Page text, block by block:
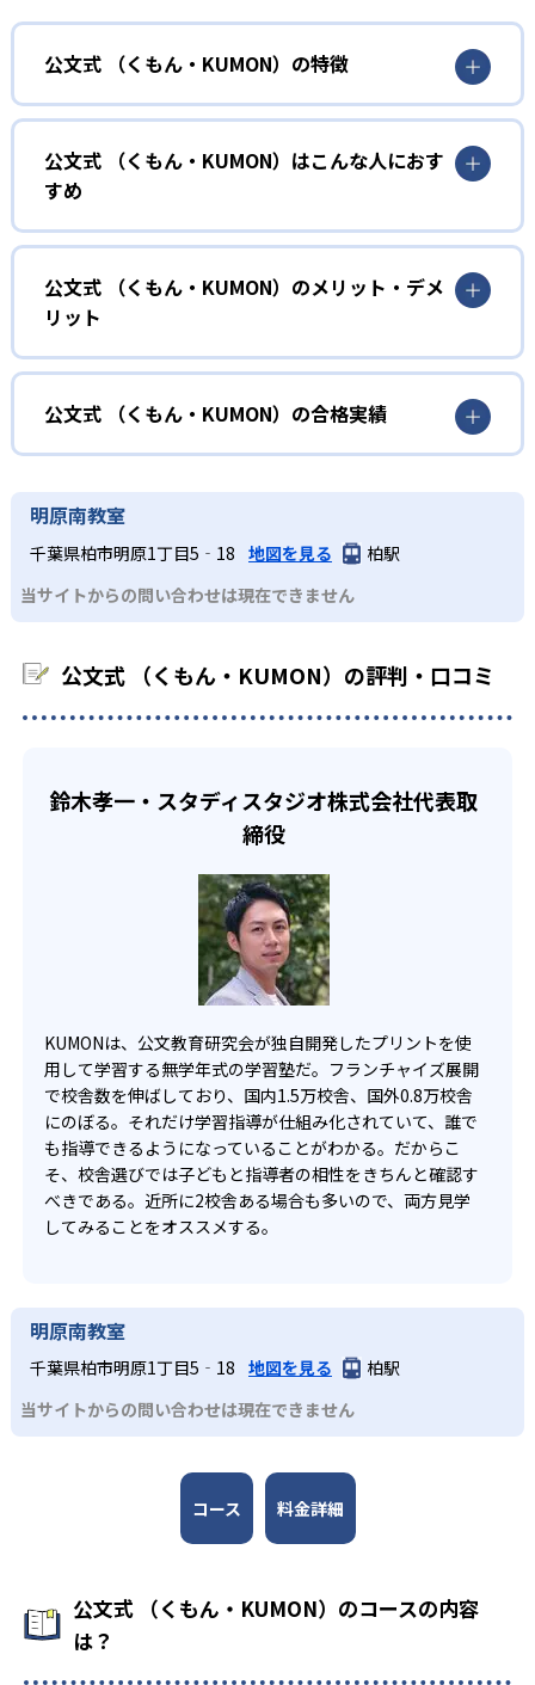
公文式 （くもん・KUMON）の特徴
01
無学年式の学力別学習
KUMONでは、年齢や学年にとらわれずに、一人ひとりの学
力に応じたレベルから学習を始めている。
確実に100点が取れるレベルから少しずつ難易度を上げてい
しさを経験できる。
ルステップで進んでいけるよう工夫されている。このスタ
イルは子どもの学習意欲をかき立てるため、教えてもらう
という受け身の姿勢ではなく、自ら進んで学ぶ姿勢を身に
つけられるだろう。
また、自学学習スタイルで学ぶ子どもたちは、自らの学習
課題に気がつくようになる。学年を超えた範囲も学習でき
03 フレキシブルな受講スタイル
KUMONでは、教室が開いている時間内であれば、何曜日に
い中高生にも通室しやすい。また、教室によっては自宅か
公文式 （くもん・KUMON）はこんな人におす
すめ
幼児
小学校に入る準備をしたい幼児向け
KUMONでは細かいステップに分かれた教材で、わかる楽し
さを経験しながら無理なく力を高めていける。
性格や学習への取り組み姿勢に合わせて内容も調整するた
め、小学校に入ってもつまずきにくい学力を身につけられ
るだろう。
中学に向けて苦手教科を克服したい子ども向け
KUMONでは経験豊富な先生が、子どものやる気を引き出せ
る。苦手な科目でも自分で解けた達成感を味わうことで、
少しずつ苦手意識を克服できるだろう。
中学生・高校生
部活や習い事と両立したい生徒向け
宿題の量や進め方に関しては、いつでも気軽に相談可能
公文式 （くもん・KUMON）のメリット・デメ
リット
どんなメリットがある？
KUMONでは自学自習スタイルで勉強するため、集中力や目
標に向かって頑張りやり抜く力を育むことができる。ま
た、年齢や学年にとらわれずに自分の学力に相応したレベ
ルから学習できるため、難しすぎてやる気を損ねたり、簡
単すぎて退屈することもない。
どんなデメリットがある？
KUMONでは、中高生のクラスでも数学・英語・国語の3教
科に限られるため、その他の教科に関しては他塾を検討す
公文式 （くもん・KUMON）の合格実績
KUMONは、公式サイトでは合格実績は公開していない。志
わせたい。
明原南教室
千葉県柏市明原1丁目5‐18 地図を見る
柏駅
当サイトからの問い合わせは現在できません
公文式 （くもん・KUMON）の評判・口コミ
鈴木孝一・スタディスタジオ株式会社代表取
締役
KUMONは、公文教育研究会が独自開発したプリントを使
用して学習する無学年式の学習塾だ。フランチャイズ展開
で校舎数を伸ばしており、国内1.5万校舎、国外0.8万校舎
にのぼる。それだけ学習指導が仕組み化されていて、誰で
も指導できるようになっていることがわかる。だからこ
そ、校舎選びでは子どもと指導者の相性をきちんと確認す
べきである。近所に2校舎ある場合も多いので、両方見学
してみることをオススメする。
明原南教室
千葉県柏市明原1丁目5‐18 地図を見る
柏駅
当サイトからの問い合わせは現在できません
コース 料金詳細
公文式 （くもん・KUMON）のコースの内容
は？